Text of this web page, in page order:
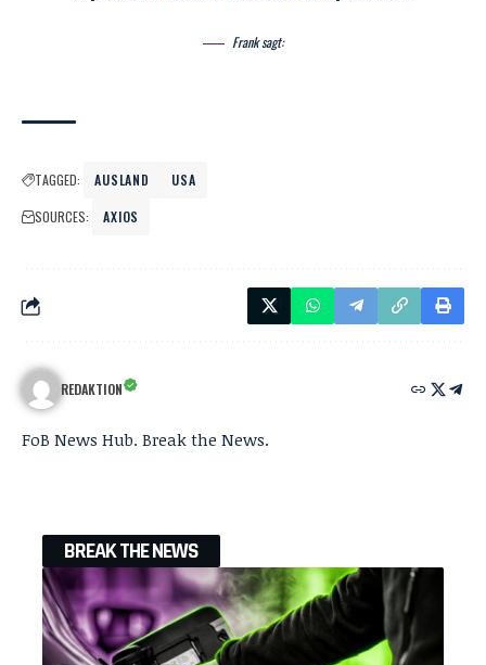
Frank sagt:
TAGGED: AUSLAND
USA
SOURCES:
AXIOS
REDAKTION
FoB News Hub. Break the News.
BREAK THE NEWS